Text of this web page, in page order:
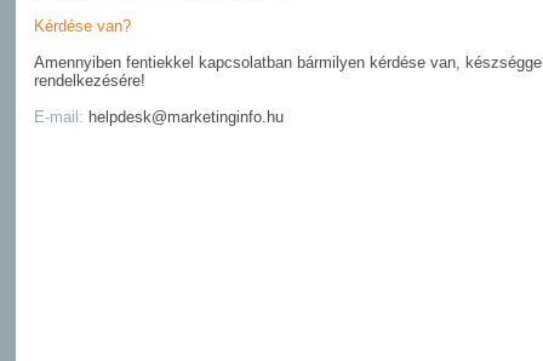
Kérdése van?
Amennyiben fentiekkel kapcsolatban bármilyen kérdése van,
rendelkezésére!
E-mail: helpdesk@marketinginfo.hu